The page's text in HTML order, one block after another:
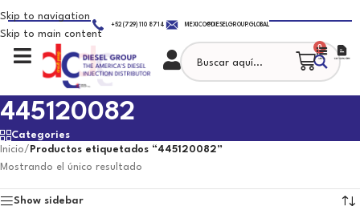
Skip to navigation
Skip to main content
+52 (729) 110 8714 MEXICO@DIESELGROUP.GLOBAL
0
445120082
Categories
Inicio/ Productos etiquetados “445120082”
Mostrando el único resultado
Show sidebar